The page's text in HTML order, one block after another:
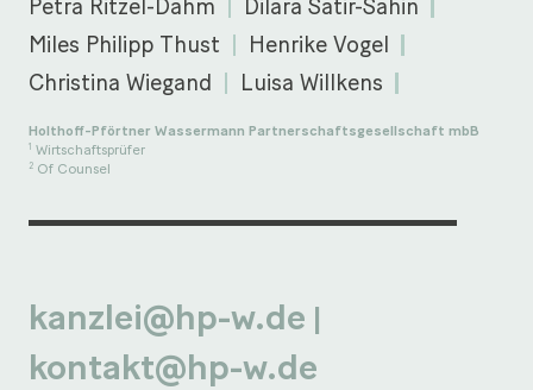
Petra Ritzel-Dahm
Dilara Satir-Sahin
Miles Philipp Thust
Henrike Vogel
Christina Wiegand
Luisa Willkens
Holthoff-Pförtner Wassermann Partnerschaftsgesellschaft mbB
1 Wirtschaftsprüfer
2 Of Counsel
kanzlei@hp-w.de |
kontakt@hp-w.de